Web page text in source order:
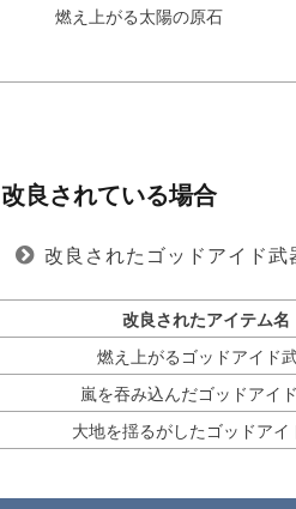
燃え上がる太陽の原石
改良されている場合
改良されたゴッドアイド武
改良されたアイテム名
燃え上がるゴッドアイド
嵐を吞み込んだゴッドアイ
大地を揺るがしたゴッドアイ